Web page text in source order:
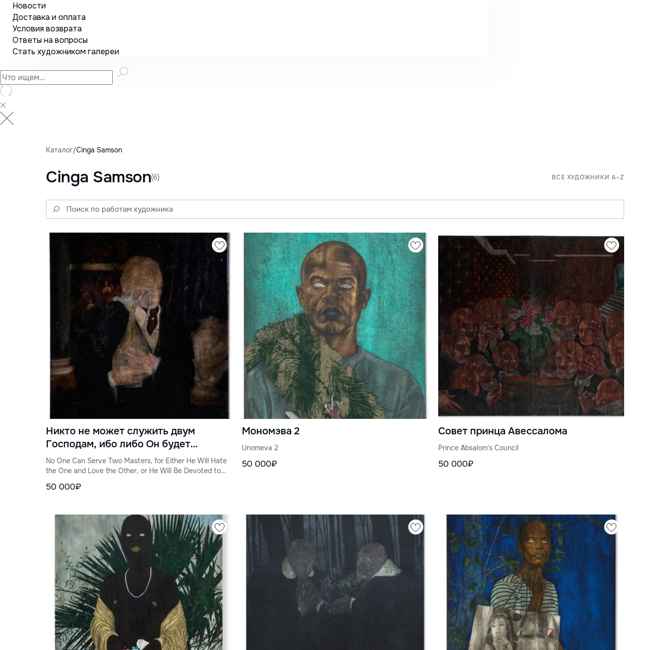
Новости
Доставка и оплата
Условия возврата
Ответы на вопросы
Стать художником галереи
Каталог/Cinga Samson
Cinga Samson(6) ВСЕ ХУДОЖНИКИ A–Z
Никто не может служить двум
Господам, ибо либо Он будет
ненавидеть Одного и любить
Другого, либо Будет Предан Одному
и презирать Другого
No One Can Serve Two Masters, for Either He Will Hate
the One and Love the Other, or He Will Be Devoted to
50 000₽
Мономэва 2
Unomeva 2
50 000₽
Совет принца Авессалома
Prince Absalom's Council
50 000₽